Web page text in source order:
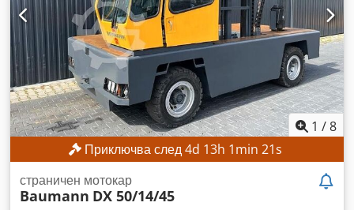
ДЕТАЙЛИ ЗА МАШИНАТА Тип мачта: Триплекс Тип
задвижване: Електрическо Credpfxozrgbce Amkef
Напрежение на батерията: 24 V Обща височина: 2065 мм
Външна референция: SL10235SP
1 /8
Приключва след4d 13h 1min 18s
страничен мотокар
Baumann DX 50/14/45